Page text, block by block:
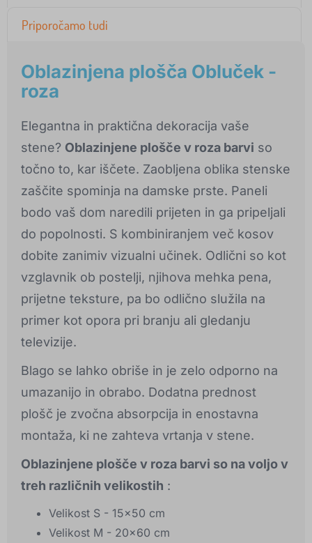
Priporočamo tudi
Oblazinjena plošča Obluček -
roza
Elegantna in praktična dekoracija vaše
stene? Oblazinjene plošče v roza barvi so
točno to, kar iščete. Zaobljena oblika stenske
zaščite spominja na damske prste. Paneli
bodo vaš dom naredili prijeten in ga pripeljali
do popolnosti. S kombiniranjem več kosov
dobite zanimiv vizualni učinek. Odlični so kot
vzglavnik ob postelji, njihova mehka pena,
prijetne teksture, pa bo odlično služila na
primer kot opora pri branju ali gledanju
televizije.
Blago se lahko obriše in je zelo odporno na
umazanijo in obrabo. Dodatna prednost
plošč je zvočna absorpcija in enostavna
montaža, ki ne zahteva vrtanja v stene.
Oblazinjene plošče v roza barvi so na voljo v
treh različnih velikostih :
Velikost S - 15x50 cm
Velikost M - 20x60 cm